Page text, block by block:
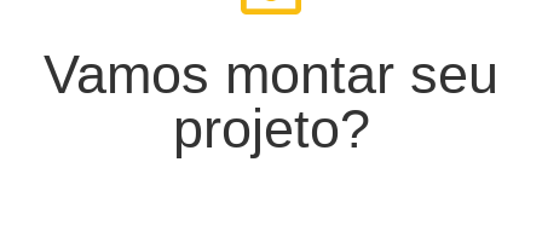
Vamos montar seu
projeto?